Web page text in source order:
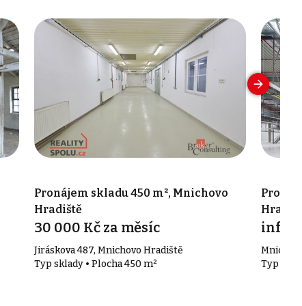
Pronájem skladu 450 m², Mnichovo
Hradiště
30 000 Kč za měsíc
Jiráskova 487, Mnichovo Hradiště
Typ sklady • Plocha 450 m²
info v
Typ